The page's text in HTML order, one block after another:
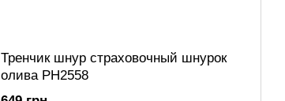
Тренчик шнур страховочный шнурок
олива РН2558